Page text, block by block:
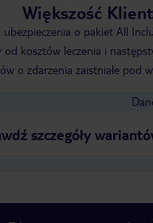
Większość
ubezpieczenia o pakiet All
od kosztów leczenia i
o zdarzenia zaistniałe pod
szczegóły